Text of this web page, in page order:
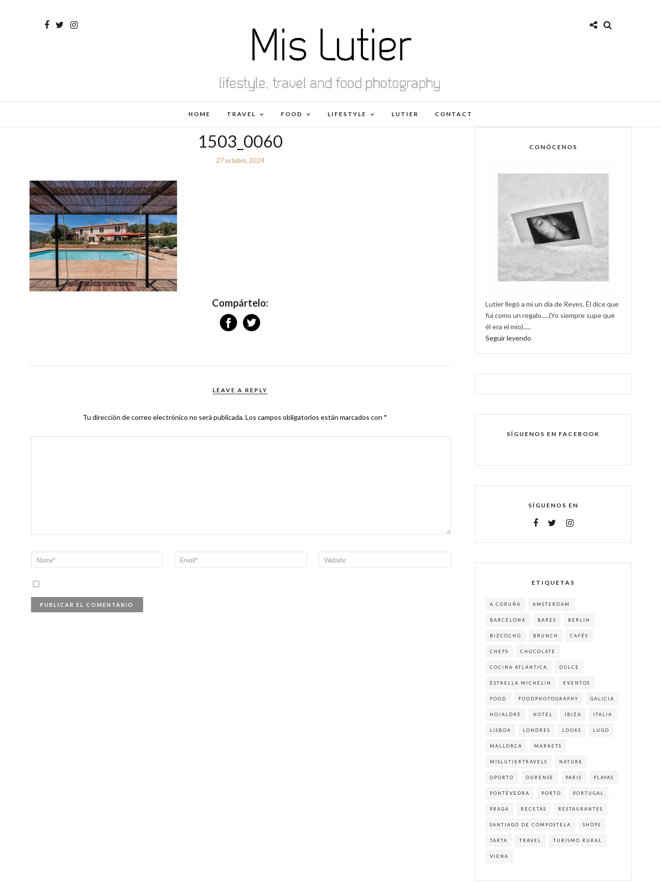
HOME TRAVEL FOOD LIFESTYLE LUTIER CONTACT
1503_0060
27 octubre, 2024
Compártelo:
LEAVE A REPLY
Tu dirección de correo electrónico no será publicada.Los campos obligatorios están marcados con *
CONÓCENOS
Lutier llegó a mí un día de Reyes. Él dice que
fui como un regalo.....(Yo siempre supe que
él era el mío).....
Seguir leyendo
SÍGUENOS EN FACEBOOK
SÍGUENOS EN
ETIQUETAS
A CORUÑA AMSTERDAM
BARCELONA BARES BERLIN
BIZCOCHO BRUNCH CAFÉS
CHEFS CHOCOLATE
COCINA ATLÁNTICA DULCE
ESTRELLA MICHELIN EVENTOS
FOOD FOODPHOTOGRAPHY GALICIA
HOJALDRE HOTEL IBIZA ITALIA
LISBOA LONDRES LOOKS LUGO
MALLORCA MARKETS
MISLUTIERTRAVELS NATURE
OPORTO OURENSE PARIS PLAYAS
PONTEVEDRA PORTO PORTUGAL
PRAGA RECETAS RESTAURANTES
SANTIAGO DE COMPOSTELA SHOPS
TARTA TRAVEL TURISMO RURAL
VIENA